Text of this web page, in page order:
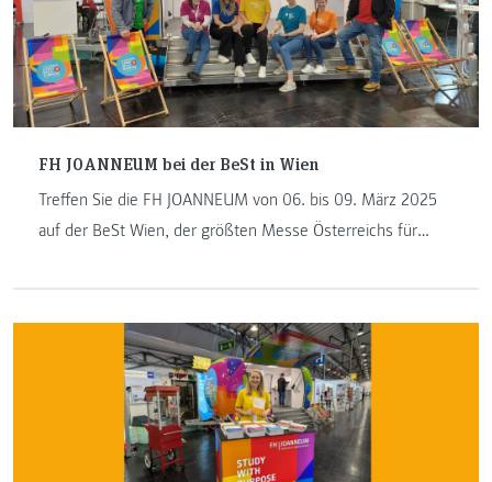
FH JOANNEUM bei der BeSt in Wien
Treffen Sie die FH JOANNEUM von 06. bis 09. März 2025
auf der BeSt Wien, der größten Messe Österreichs für